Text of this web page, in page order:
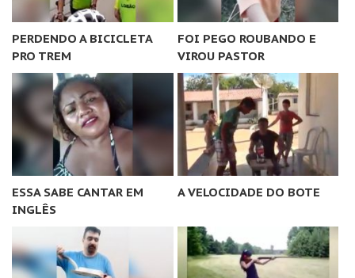
PERDENDO A BICICLETA
PRO TREM
FOI PEGO ROUBANDO E
VIROU PASTOR
ESSA SABE CANTAR EM
INGLÊS
A VELOCIDADE DO BOTE